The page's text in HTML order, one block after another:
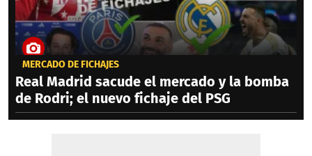
MERCADO DE FICHAJES
Real Madrid sacude el mercado y la bomba
de Rodri; el nuevo fichaje del PSG